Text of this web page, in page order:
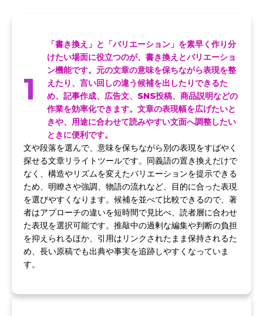
1
「書き換え」と「バリエーション」を素早く作り分
けたい場面に役立つのが、書き換えとバリエーショ
ン機能です。元の文章の意味を保ちながら表現を整
えたり、言い回しの違う候補を出したりできるた
め、記事作成、広告文、SNS投稿、商品説明などの
作業を効率化できます。文章の表現幅を広げたいと
きや、用途に合わせて読みやすい文面へ調整したい
ときに便利です。
文や段落を選んで、意味を保ちながら別の表現をすばやく
探せる文章リライトツールです。同義語の置き換えだけで
なく、構造やリズムを変えたバリエーションを提示できる
ため、明瞭さや強調、物語の流れなど、目的に合った表現
を選びやすくなります。候補を並べて比較できるので、著
者はアプローチの違いを短時間で見比べ、読者層に合わせ
た表現を選択可能です。推敲中の過剰な編集や判断の負担
を抑えられるほか、引用はリンクされたまま保持されるた
め、長い原稿でも出典や事実を追跡しやすくなっていま
す。